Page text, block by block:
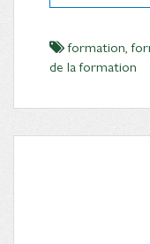
formation,
de la formation